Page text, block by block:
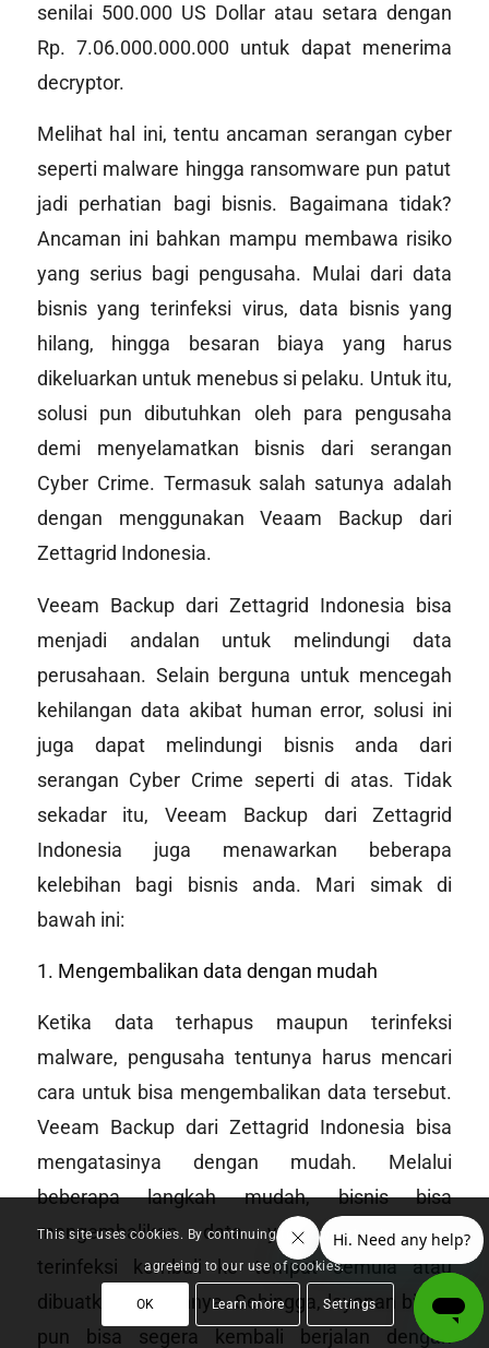
senilai 500.000 US Dollar atau setara dengan
Rp. 7.06.000.000.000 untuk dapat menerima
decryptor.
Melihat hal ini, tentu ancaman serangancyber
seperti malware hingga ransomware pun patut
jadi perhatian bagi bisnis. Bagaimana tidak?
Ancaman ini bahkan mampu membawa risiko
yang serius bagi pengusaha. Mulai dari data
bisnis yang terinfeksi virus, data bisnis yang
hilang, hingga besaran biaya yang harus
dikeluarkan untuk menebus si pelaku. Untuk itu,
solusi pun dibutuhkan oleh para pengusaha
demi menyelamatkan bisnis dari serangan
Cyber Crime. Termasuk salah satunya adalah
dengan menggunakan Veaam Backup dari
Zettagrid Indonesia.
Veeam Backup dari Zettagrid Indonesia bisa
menjadi andalan untuk melindungi data
perusahaan. Selain berguna untuk mencegah
kehilangan data akibat human error, solusi ini
juga dapat melindungi bisnis anda dari
serangan Cyber Crime seperti di atas. Tidak
sekadar itu, Veeam Backup dari Zettagrid
Indonesia juga menawarkan beberapa
kelebihan bagi bisnis anda. Mari simak di
bawah ini:
1. Mengembalikan data dengan mudah
Ketika data terhapus maupun terinfeksi
malware, pengusaha tentunya harus mencari
cara untuk bisa mengembalikan data tersebut.
Veeam Backup dari Zettagrid Indonesia bisa
mengatasinya dengan mudah. Melalui
beberapa langkah mudah, bisnis bisa
mengembalikan data yang hilang atau
terinfeksi kembali ke tempat semula atau
dibuatkan salinannya. Sehingga, layanan bisnis
pun bisa segera kembali berjalan dengan
This site uses cookies. By continuing to browse the site, you are
agreeing to our use of cookies.
OK Learn more Settings